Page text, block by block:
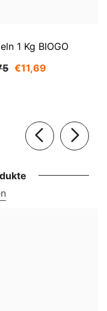
1 Kg BIOGO
€11,69